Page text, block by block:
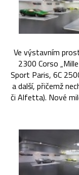
Ve výstavním
2300 Corso
Sport Paris, 6C
a další, přičemž
či Alfetta). Nové